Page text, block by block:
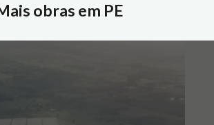
obras em PE